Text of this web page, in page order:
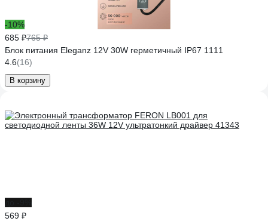
-10%
685 ₽765 ₽
Блок питания Eleganz 12V 30W герметичный IP67 1111
4.6(16)
В корзину
569 ₽